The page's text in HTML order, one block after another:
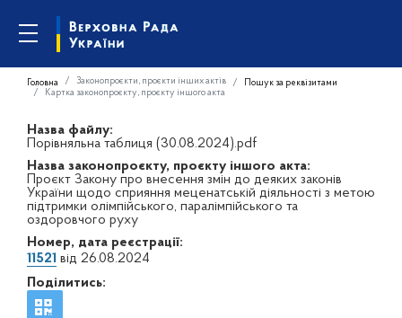
Головна Законопроєкти, проєкти інших актів
Пошук за реквізитами
Картка законопроєкту, проєкту іншого акта
Назва файлу:
Порівняльна таблиця (30.08.2024).pdf
Назва законопроєкту, проєкту іншого акта:
Проєкт Закону про внесення змін до деяких законів
України щодо сприяння меценатській діяльності з метою
підтримки олімпійського, паралімпійського та
оздоровчого руху
Номер, дата реєстрації:
11521 від 26.08.2024
Поділитись: